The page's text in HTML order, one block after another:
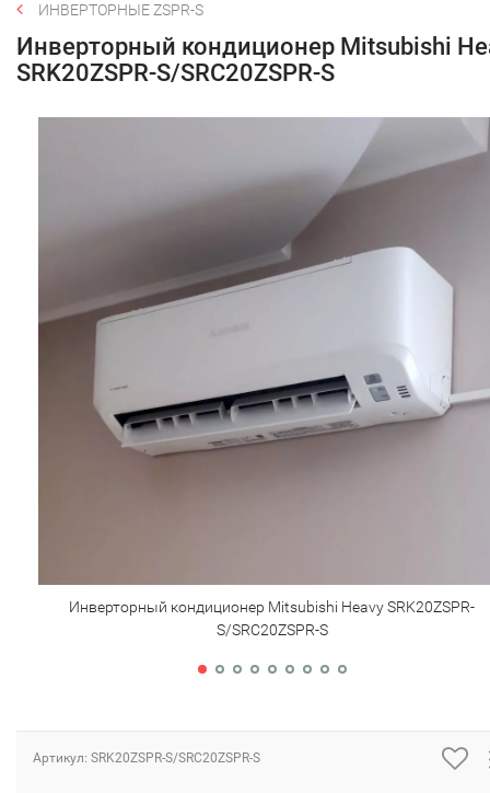
ИНВЕРТОРНЫЕ ZSPR-S
Инверторный кондиционер Mitsubishi
SRK20ZSPR-S/SRC20ZSPR-S
Инверторный кондиционер Mitsubishi Heavy SRK20ZSPR-
S/SRC20ZSPR-S
Артикул: SRK20ZSPR-S/SRC20ZSPR-S